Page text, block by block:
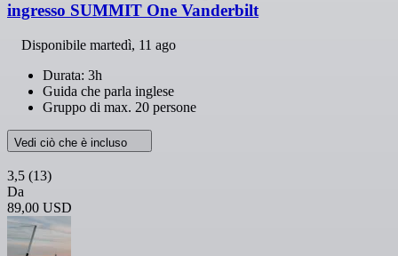
ingresso SUMMIT One Vanderbilt
Disponibile martedì, 11 ago
Durata: 3h
Guida che parla inglese
Gruppo di max. 20 persone
Vedi ciò che è incluso
3,5 (13)
Da
89,00 USD